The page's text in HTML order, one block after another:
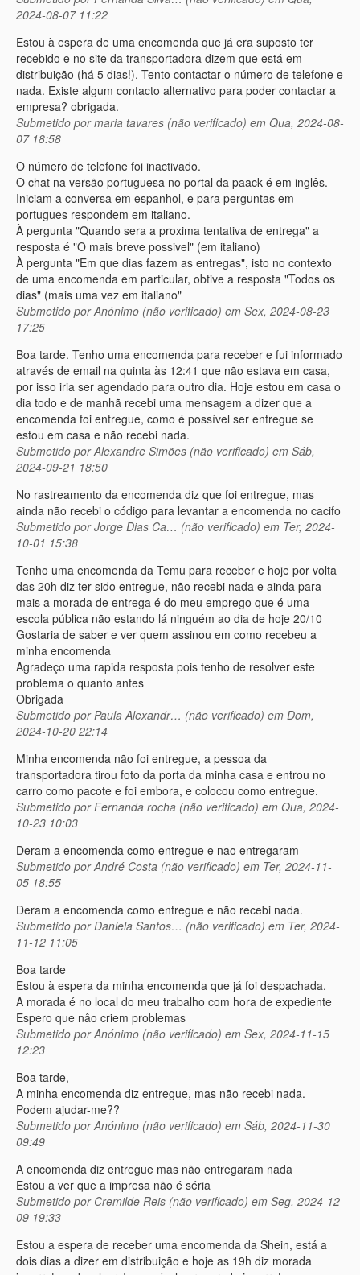
2024-08-07 11:22
Estou à espera de uma encomenda que já era suposto ter
recebido e no site da transportadora dizem que está em
distribuição (há 5 dias!). Tento contactar o número de telefone e
nada. Existe algum contacto alternativo para poder contactar a
empresa? obrigada.
Submetido pormaria tavares (não verificado) em Qua, 2024-08-
07 18:58
O número de telefone foi inactivado.
O chat na versão portuguesa no portal da paack é em inglês.
Iniciam a conversa em espanhol, e para perguntas em
portugues respondem em italiano.
À pergunta "Quando sera a proxima tentativa de entrega" a
resposta é "O mais breve possivel" (em italiano)
À pergunta "Em que dias fazem as entregas", isto no contexto
de uma encomenda em particular, obtive a resposta "Todos os
dias" (mais uma vez em italiano"
Submetido porAnónimo (não verificado) em Sex, 2024-08-23
17:25
Boa tarde. Tenho uma encomenda para receber e fui informado
através de email na quinta às 12:41 que não estava em casa,
por isso iria ser agendado para outro dia. Hoje estou em casa o
dia todo e de manhã recebi uma mensagem a dizer que a
encomenda foi entregue, como é possível ser entregue se
estou em casa e não recebi nada.
Submetido porAlexandre Simões (não verificado) em Sáb,
2024-09-21 18:50
No rastreamento da encomenda diz que foi entregue, mas
ainda não recebi o código para levantar a encomenda no cacifo
Submetido porJorge Dias Ca… (não verificado) em Ter, 2024-
10-01 15:38
Tenho uma encomenda da Temu para receber e hoje por volta
das 20h diz ter sido entregue, não recebi nada e ainda para
mais a morada de entrega é do meu emprego que é uma
escola pública não estando lá ninguém ao dia de hoje 20/10
Gostaria de saber e ver quem assinou em como recebeu a
minha encomenda
Agradeço uma rapida resposta pois tenho de resolver este
problema o quanto antes
Obrigada
Submetido porPaula Alexandr… (não verificado) em Dom,
2024-10-20 22:14
Minha encomenda não foi entregue, a pessoa da
transportadora tirou foto da porta da minha casa e entrou no
carro como pacote e foi embora, e colocou como entregue.
Submetido porFernanda rocha (não verificado) em Qua, 2024-
10-23 10:03
Deram a encomenda como entregue e nao entregaram
Submetido porAndré Costa (não verificado) em Ter, 2024-11-
05 18:55
Deram a encomenda como entregue e não recebi nada.
Submetido porDaniela Santos… (não verificado) em Ter, 2024-
11-12 11:05
Boa tarde
Estou à espera da minha encomenda que já foi despachada.
A morada é no local do meu trabalho com hora de expediente
Espero que nâo criem problemas
Submetido porAnónimo (não verificado) em Sex, 2024-11-15
12:23
Boa tarde,
A minha encomenda diz entregue, mas não recebi nada.
Podem ajudar-me??
Submetido porAnónimo (não verificado) em Sáb, 2024-11-30
09:49
A encomenda diz entregue mas não entregaram nada
Estou a ver que a impresa não é séria
Submetido por Cremilde Reis (não verificado) em Seg, 2024-12-
09 19:33
Estou a espera de receber uma encomenda da Shein, está a
dois dias a dizer em distribuição e hoje as 19h diz morada